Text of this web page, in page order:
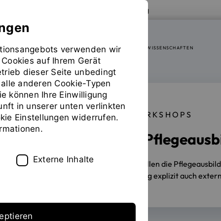
Zur Website der OTH Regensburg
FAKULTÄT SOZIAL- UND GESUNDHEITSWISSENSCHAFTEN
TRAIN THE TRAINER-WORKSHOPS
Innovation in der
09.12.2024Mit Virtual-Reality-Brillen die
VReduMED an der OTH Regensburg explizit auch
verwenden wir
auf Ihrem Gerät
dieser Seite unbedingt
anderen Cookie-Typen
können Ihre Einwilligung
in unserer unten verlinkten
Einstellungen widerrufen.
Externe Inhalte